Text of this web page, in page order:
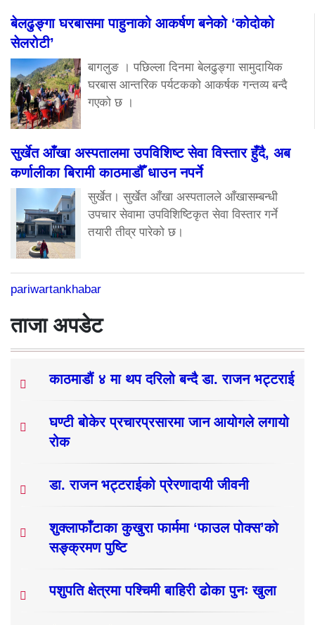
बेलढुङ्गा घरबासमा पाहुनाको आकर्षण बनेको ‘कोदोको
सेलरोटी’
बागलुङ । पछिल्ला दिनमा बेलढुङ्गा सामुदायिक
घरबास आन्तरिक पर्यटकको आकर्षक गन्तव्य बन्दै
गएको छ ।
सुर्खेत आँखा अस्पतालमा उपविशिष्ट सेवा विस्तार हुँदै, अब
कर्णालीका बिरामी काठमाडौँ धाउन नपर्ने
सुर्खेत। सुर्खेत आँखा अस्पतालले आँखासम्बन्धी
उपचार सेवामा उपविशिष्टिकृत सेवा विस्तार गर्ने
तयारी तीव्र पारेको छ।
pariwartankhabar
ताजा अपडेट
काठमाडौं ४ मा थप दरिलो बन्दै डा. राजन भट्टराई
घण्टी बोकेर प्रचारप्रसारमा जान आयोगले लगायो
रोक
डा. राजन भट्टराईको प्रेरणादायी जीवनी
शुक्लाफाँटाका कुखुरा फार्ममा ‘फाउल पोक्स’को
सङ्क्रमण पुष्टि
पशुपति क्षेत्रमा पश्चिमी बाहिरी ढोका पुनः खुला